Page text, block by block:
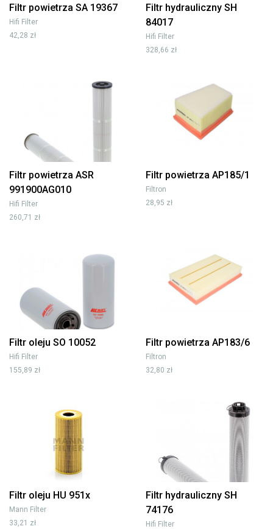
Filtr powietrza SA 19367
Hifi Filter
42,28 zł
Filtr hydrauliczny SH
84017
Hifi Filter
328,66 zł
Filtr powietrza ASR
991900AG010
Hifi Filter
260,71 zł
Filtr powietrza AP185/1
Filtron
28,95 zł
Filtr oleju SO 10052
Hifi Filter
155,89 zł
Filtr powietrza AP183/6
Filtron
32,80 zł
Filtr oleju HU 951x
Mann Filter
33,21 zł
Filtr hydrauliczny SH
74176
Hifi Filter